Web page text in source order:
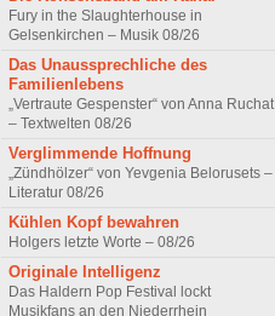
Fury in the Slaughterhouse in
Gelsenkirchen – Musik 08/26
Das Unaussprechliche des
Familienlebens
„Vertraute Gespenster“ von Anna Ruchat
– Textwelten 08/26
Verglimmende Hoffnung
„Zündhölzer“ von Yevgenia Belorusets –
Literatur 08/26
Kühlen Kopf bewahren
Holgers letzte Worte – 08/26
Originale Intelligenz
Das Haldern Pop Festival lockt
Musikfans an den Niederrhein